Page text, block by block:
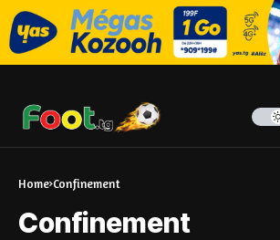
Home Confinement
Confinement